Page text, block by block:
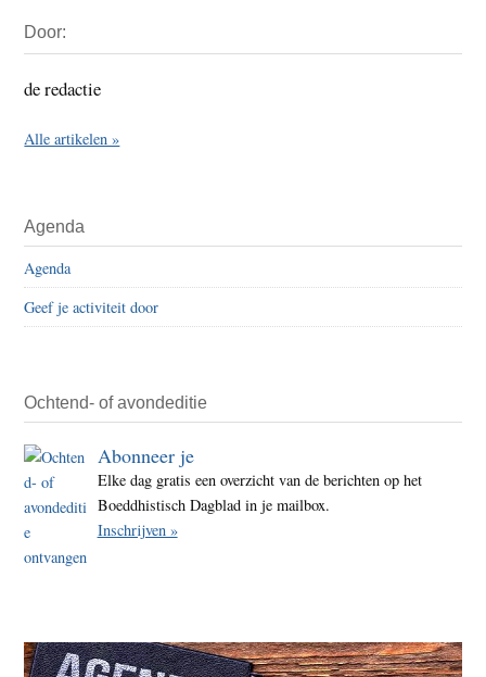
Sidebar
Door:
de redactie
Alle artikelen »
Agenda
Agenda
Geef je activiteit door
Ochtend- of avondeditie
Abonneer je
Elke dag gratis een overzicht van de berichten op het
Boeddhistisch Dagblad in je mailbox.
Inschrijven »